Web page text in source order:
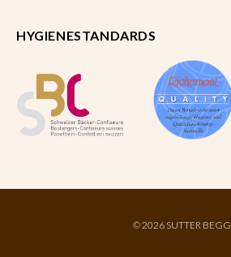
HYGIENESTANDARDS
©2026 SUTTER BEGG